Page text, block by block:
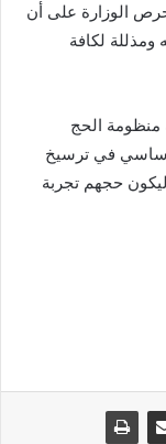
مما يجسد حرص الوزارة على أن
ومذللة لكافة
منظومة الحج
أساسي في ترسيخ
حجهم تجربة